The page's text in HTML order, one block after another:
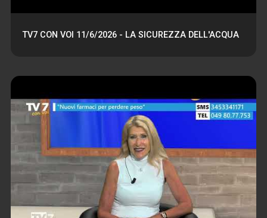
TV7 CON VOI 11/6/2026 - LA SICUREZZA DELL'ACQUA